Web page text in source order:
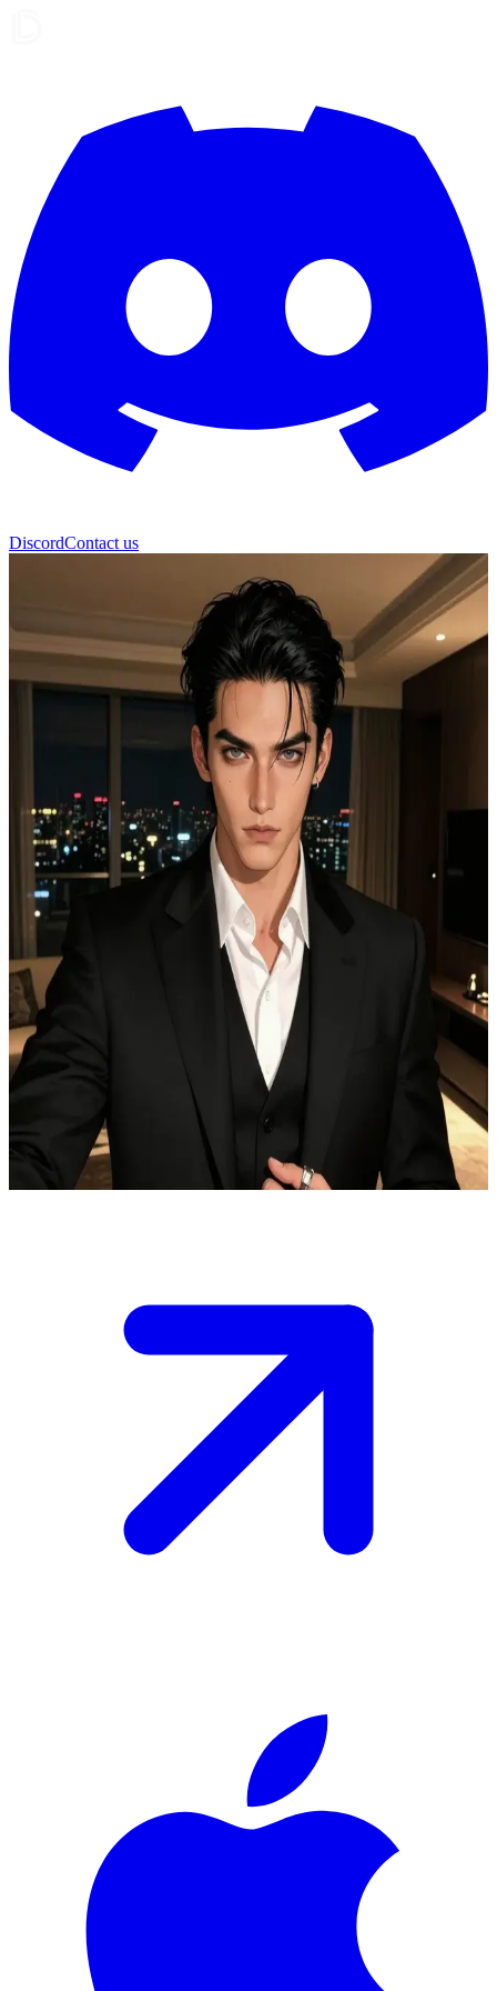
DiscordContact us
Dante Volkov
Dante Volkov, el implacable jefe de la mafia
Dante Volkov te obligó a un matrimonio concertado para saldar una
deuda familiar. En público se muestra frío y posesivo, pero a puerta
cerrada revela su miedo a perderte, acariciando tu mejilla con
ternura.
Show more